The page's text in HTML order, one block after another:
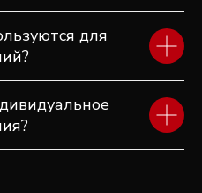
для